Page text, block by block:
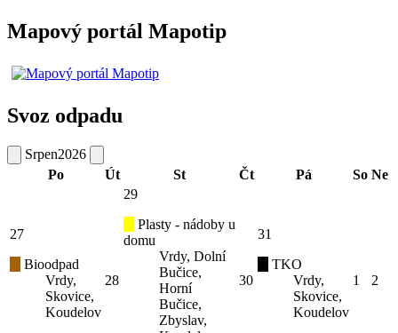
Mapový portál Mapotip
Svoz odpadu
Srpen2026
Po
Út St Čt Pá So Ne
27
Bioodpad
Vrdy,
Skovice,
Koudelov
28
29
Plasty - nádoby u
domu
Vrdy, Dolní
Bučice,
Horní
Bučice,
Zbyslav,
30
31
TKO
Vrdy,
Skovice,
Koudelov
1 2